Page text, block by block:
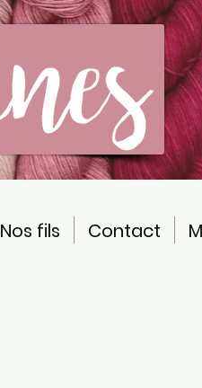
Nos fils Contact